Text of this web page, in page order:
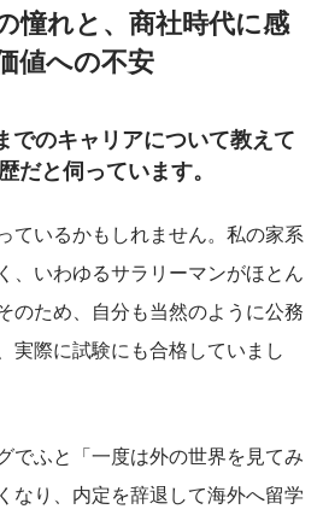
憧れと、商社時代に感
値への不安
のキャリアについて教えて
だと伺っています。
ているかもしれません。私の家系
、いわゆるサラリーマンがほとん
のため、自分も当然のように公務
実際に試験にも合格していまし
でふと「一度は外の世界を見てみ
なり、内定を辞退して海外へ留学